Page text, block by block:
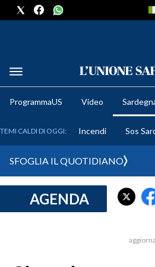
METEO
CRONACA SARDEGNA
ProgrammaUS Video
TEMI CALDI DI OGGI: Incendi Sos
SFOGLIA IL QUOTIDIANO
AGENDA